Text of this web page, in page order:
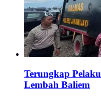
Terungkap
Lembah Baliem